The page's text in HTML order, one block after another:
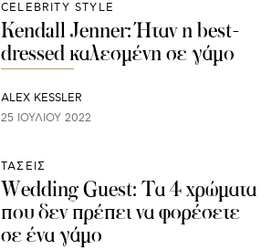
CELEBRITY STYLE
Kendall Jenner: Ήταν η best-
dressed καλεσμένη σε γάμο
ALEX KESSLER
25 ΙΟΥΛΊΟΥ 2022
ΤΑΣΕΙΣ
Wedding Guest: Τα 4 χρώματα
που δεν πρέπει να φορέσετε
σε ένα γάμο